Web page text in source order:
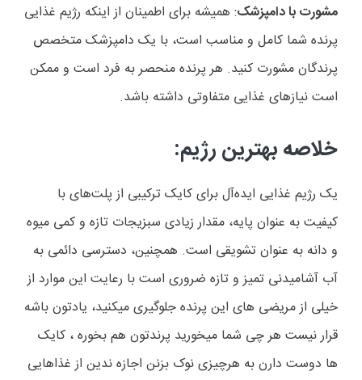
مشورت با دامپزشک: همیشه برای اطمینان از اینکه رژیم غذایی
پرنده شما کامل و مناسب است، با یک دامپزشک متخصص
پرندگان مشورت کنید. هر پرنده منحصر به فرد است و ممکن
است نیازهای غذایی متفاوتی داشته باشد.
خلاصه بهترین رژیم:
یک رژیم غذایی ایده‌آل برای کایک ترکیبی از پلت‌های با
کیفیت به عنوان پایه، مقدار زیادی سبزیجات تازه و کمی میوه
و دانه به عنوان تشویقی است. همچنین، دسترسی دائمی به
آب آشامیدنی تمیز و تازه ضروری است با رعایت این موارد از
خیلی از مریضی های این پرنده جلوگیری میکنید، یادتون باشه
قرار نیست هر چی شما میخورید پرندتون هم بخوره ، کایک
ها دوست دارن به هرچیزی نوک بزنن اجازه ندین از غذاهایی